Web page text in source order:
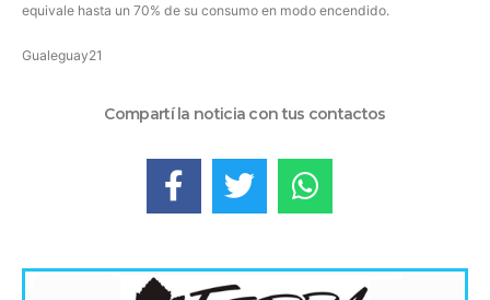
equivale hasta un 70% de su consumo en modo encendido.
Gualeguay21
Compartí la noticia con tus contactos